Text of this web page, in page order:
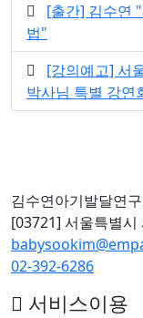
[출간] 김수연
법"
[강의예고] 서
박사님 특별 강연
김수연아기발달연
[03721] 서울특별
02-392-6286
서비스이용